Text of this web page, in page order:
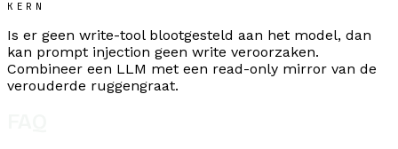
KERN
Is er geen write-tool blootgesteld aan het model, dan
kan prompt injection geen write veroorzaken.
Combineer een LLM met een read-only mirror van de
verouderde ruggengraat.